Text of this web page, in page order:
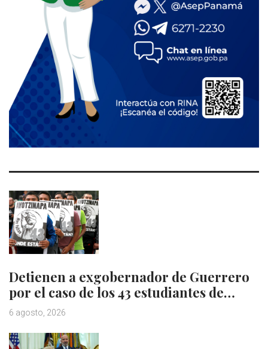
Detienen a exgobernador de Guerrero
por el caso de los 43 estudiantes de…
6 agosto, 2026